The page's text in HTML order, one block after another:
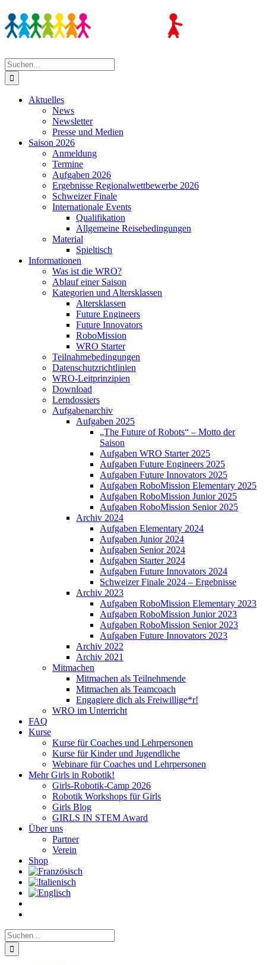
Inhalt
springen
Suche
nach:
Aktuelles
News
Newsletter
Presse und Medien
Saison 2026
Anmeldung
Termine
Aufgaben 2026
Ergebnisse Regionalwettbewerbe 2026
Schweizer Finale
Internationale Events
Qualifikation
Allgemeine Reisebedingungen
Material
Spieltisch
Informationen
Was ist die WRO?
Ablauf einer Saison
Kategorien und Altersklassen
Altersklassen
Future Engineers
Future Innovators
RoboMission
WRO Starter
Teilnahmebedingungen
Datenschutzrichtlinien
WRO-Leitprinzipien
Download
Lerndossiers
Aufgabenarchiv
Aufgaben 2025
„The Future of Robots“ – Motto der
Saison
Aufgaben WRO Starter 2025
Aufgaben Future Engineers 2025
Aufgaben Future Innovators 2025
Aufgaben RoboMission Elementary 2025
Aufgaben RoboMission Junior 2025
Aufgaben RoboMission Senior 2025
Archiv 2024
Aufgaben Elementary 2024
Aufgaben Junior 2024
Aufgaben Senior 2024
Aufgaben Starter 2024
Aufgaben Future Innovators 2024
Schweizer Finale 2024 – Ergebnisse
Archiv 2023
Aufgaben RoboMission Elementary 2023
Aufgaben RoboMission Junior 2023
Aufgaben RoboMission Senior 2023
Aufgaben Future Innovators 2023
Archiv 2022
Archiv 2021
Mitmachen
Mitmachen als Teilnehmende
Mitmachen als Teamcoach
Engagiere dich als Freiwillige*r!
WRO im Unterricht
FAQ
Kurse
Kurse für Coaches und Lehrpersonen
Kurse für Kinder und Jugendliche
Webinare für Coaches und Lehrpersonen
Mehr Girls in Robotik!
Girls-Robotik-Camp 2026
Robotik Workshops für Girls
Girls Blog
GIRLS IN STEM Award
Über uns
Partner
Verein
Shop
Suche
nach: